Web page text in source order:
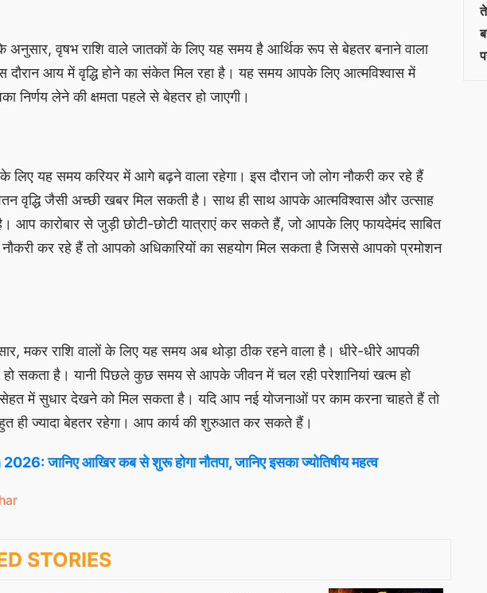
अनुसार, वृषभ राशि वाले जातकों के लिए यह समय है आर्थिक रूप से बेहतर बनाने वाला
दौरान आय में वृद्धि होने का संकेत मिल रहा है। यह समय आपके लिए आत्मविश्वास में
निर्णय लेने की क्षमता पहले से बेहतर हो जाएगी।
लिए यह समय करियर में आगे बढ़ने वाला रहेगा। इस दौरान जो लोग नौकरी कर रहे हैं
वृद्धि जैसी अच्छी खबर मिल सकती है। साथ ही साथ आपके आत्मविश्वास और उत्साह
है। आप कारोबार से जुड़ी छोटी-छोटी यात्राएं कर सकते हैं, जो आपके लिए फायदेमंद साबित
कर रहे हैं तो आपको अधिकारियों का सहयोग मिल सकता है जिससे आपको प्रमोशन
मकर राशि वालों के लिए यह समय अब थोड़ा ठीक रहने वाला है। धीरे-धीरे आपकी
हो सकता है। यानी पिछले कुछ समय से आपके जीवन में चल रही परेशानियां खत्म हो
में सुधार देखने को मिल सकता है। यदि आप नई योजनाओं पर काम करना चाहते हैं तो
ही ज्यादा बेहतर रहेगा। आप कार्य की शुरुआत कर सकते हैं।
जानिए आखिर कब से शुरू होगा नौतपा, जानिए इसका ज्योतिषीय महत्व
STORIES